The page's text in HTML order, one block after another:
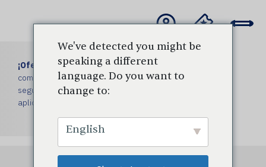
¡Oferta especial de invierno 2x1!Hasta el 15 de enero,
compra una entrada y obtén un 50 % de descuento en la
segunda para este concierto. No se necesita código. Se
aplican tasas.
We've detected you might be
speaking a different
language. Do you want to
change to:
English